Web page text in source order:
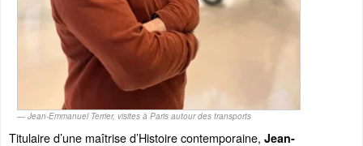
Jean-Emmanuel Terrier, visites à Paris autour des transports
Titulaire d’une maîtrise d’Histoire contemporaine, Jean-